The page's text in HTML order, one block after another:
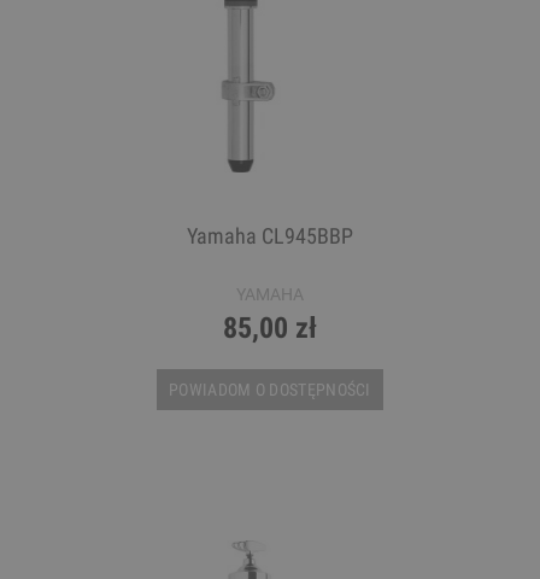
Yamaha CL945BBP
YAMAHA
85,00 zł
POWIADOM O DOSTĘPNOŚCI